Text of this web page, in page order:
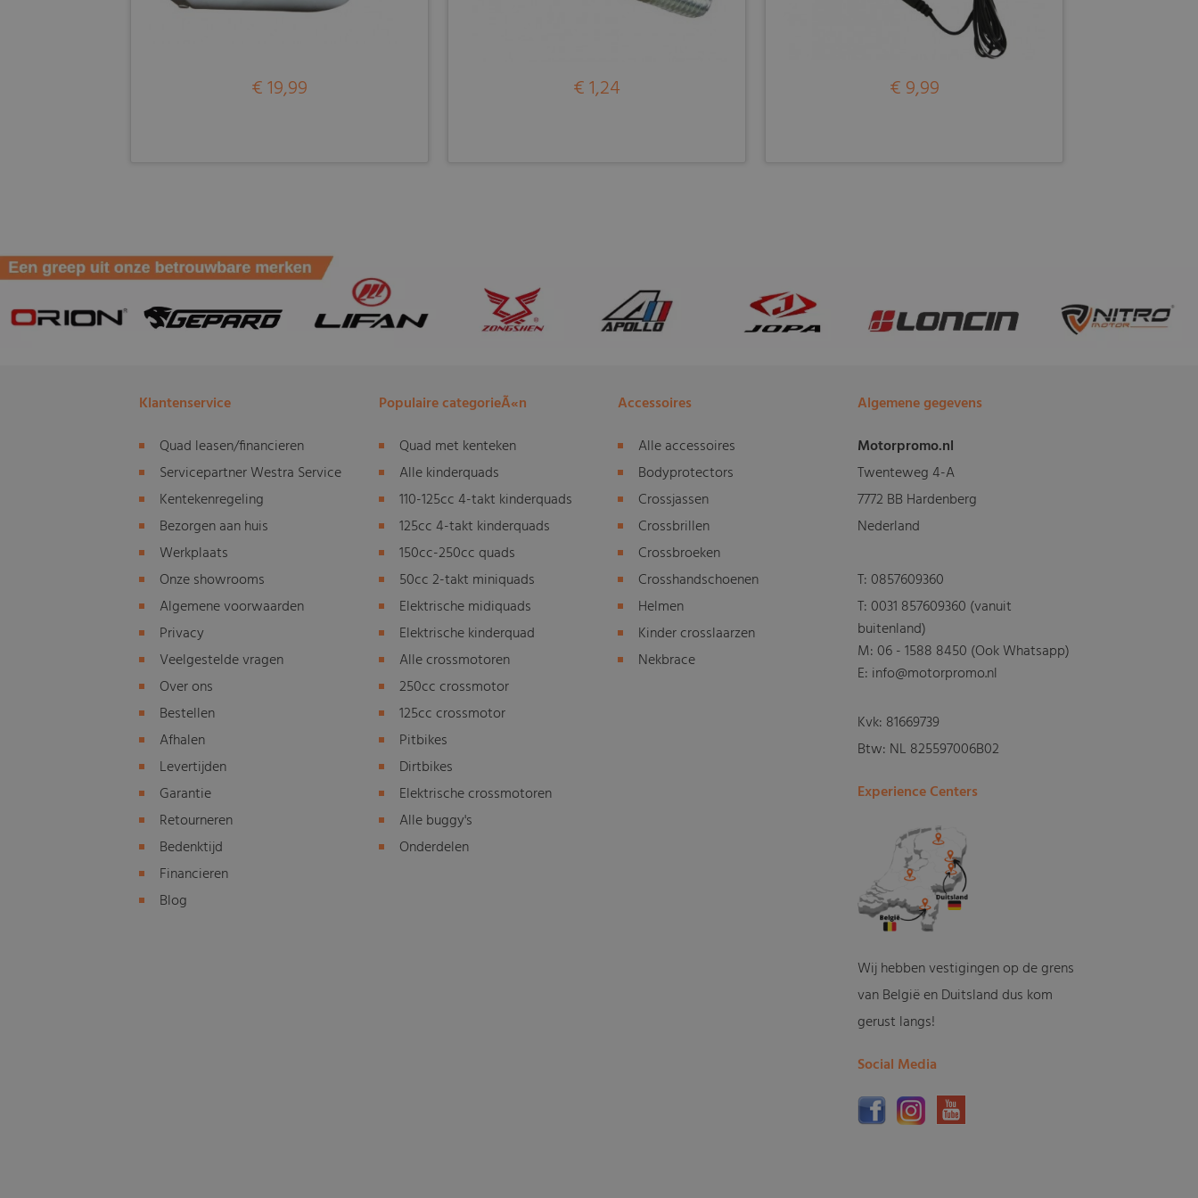
€ 19,99 € 1,24 € 9,99
Klantenservice
Quad leasen/financieren
Servicepartner Westra Service
Kentekenregeling
Bezorgen aan huis
Werkplaats
Onze showrooms
Algemene voorwaarden
Privacy
Veelgestelde vragen
Over ons
Bestellen
Afhalen
Levertijden
Garantie
Retourneren
Bedenktijd
Financieren
Blog
Populaire categorieÃ«n
Quad met kenteken
Alle kinderquads
110-125cc 4-takt kinderquads
125cc 4-takt kinderquads
150cc-250cc quads
50cc 2-takt miniquads
Elektrische midiquads
Elektrische kinderquad
Alle crossmotoren
250cc crossmotor
125cc crossmotor
Pitbikes
Dirtbikes
Elektrische crossmotoren
Alle buggy's
Onderdelen
Accessoires
Alle accessoires
Bodyprotectors
Crossjassen
Crossbrillen
Crossbroeken
Crosshandschoenen
Helmen
Kinder crosslaarzen
Nekbrace
Algemene gegevens
Motorpromo.nl
Twenteweg 4-A
7772 BB Hardenberg
Nederland
T:0857609360
T:0031 857609360 (vanuit
buitenland)
M:06 - 1588 8450 (Ook Whatsapp)
E: info@motorpromo.nl
Kvk: 81669739
Btw: NL 825597006B02
Experience Centers
Wij hebben vestigingen op de grens
van België en Duitsland dus kom
gerust langs!
Social Media